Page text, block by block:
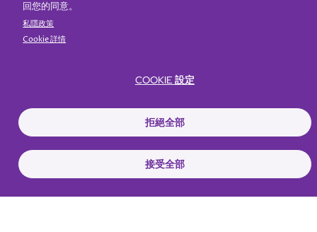
關於我們推廣及優惠
搶先一步，掌握最新資訊！
回您的同意。
私隱政策
Cookie 詳情
COOKIE 設定
拒絕全部
接受全部